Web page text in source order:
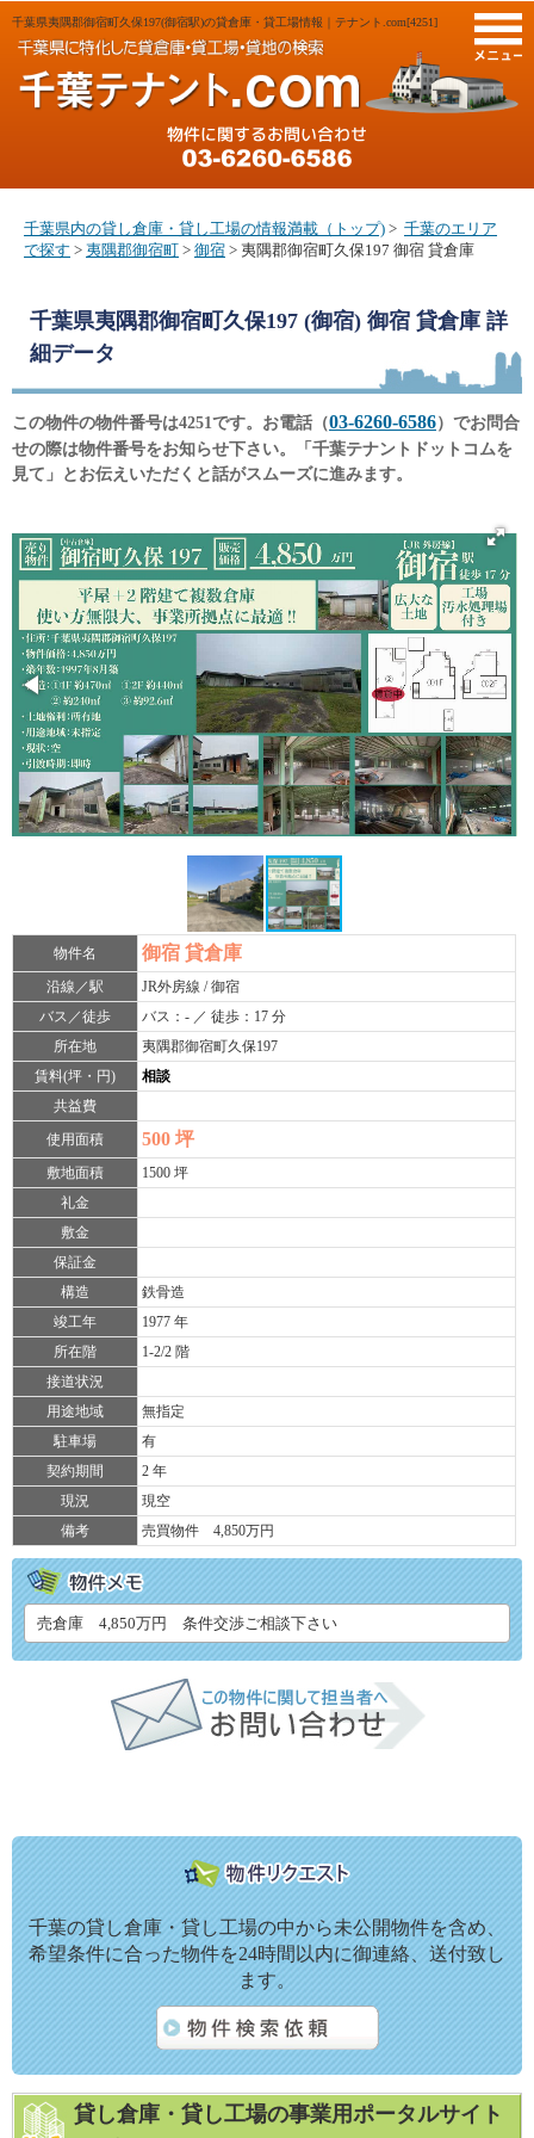
千葉県夷隅郡御宿町久保197(御宿駅)の貸倉庫・貸工場情報｜テナント.com[4251]
千葉県内の貸し倉庫・貸し工場の情報満載（トップ) > 千葉のエリア
で探す > 夷隅郡御宿町 > 御宿 > 夷隅郡御宿町久保197 御宿 貸倉庫
千葉県夷隅郡御宿町久保197 (御宿) 御宿 貸倉庫 詳
細データ
この物件の物件番号は4251です。お電話（03-6260-6586）でお問合
せの際は物件番号をお知らせ下さい。「千葉テナントドットコムを
見て」とお伝えいただくと話がスムーズに進みます。
物件名 御宿 貸倉庫
沿線／駅
JR外房線 / 御宿
バス／徒歩
バス：- ／ 徒歩：17 分
所在地
夷隅郡御宿町久保197
賃料(坪・円)
相談
共益費
使用面積
500 坪
敷地面積
1500 坪
礼金
敷金
保証金
構造
鉄骨造
竣工年
1977 年
所在階
1-2/2 階
接道状況
用途地域
無指定
駐車場
有
契約期間
2 年
現況
現空
備考
売買物件 4,850万円
売倉庫 4,850万円 条件交渉ご相談下さい
千葉の貸し倉庫・貸し工場の中から未公開物件を含め、
希望条件に合った物件を24時間以内に御連絡、送付致し
ます。
貸し倉庫・貸し工場の事業用ポータルサイト